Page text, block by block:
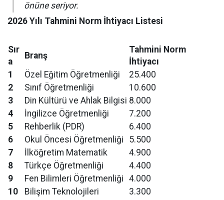
önüne seriyor.
2026 Yılı Tahmini Norm İhtiyacı Listesi
Sır
a
Branş
Tahmini Norm
İhtiyacı
1
Özel Eğitim Öğretmenliği
25.400
2
Sınıf Öğretmenliği
10.600
3
Din Kültürü ve Ahlak Bilgisi 8.000
4
İngilizce Öğretmenliği
7.200
5
Rehberlik (PDR)
6.400
6
Okul Öncesi Öğretmenliği
5.500
7
İlköğretim Matematik
4.900
8
Türkçe Öğretmenliği
4.400
9
Fen Bilimleri Öğretmenliği 4.000
10
Bilişim Teknolojileri
3.300